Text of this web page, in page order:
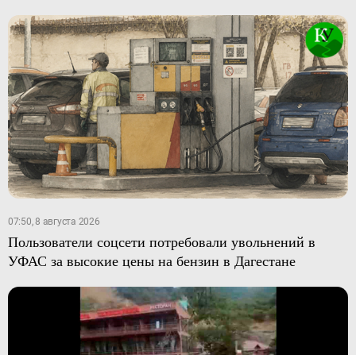
07:50, 8 августа 2026
Пользователи соцсети потребовали увольнений в
УФАС за высокие цены на бензин в Дагестане